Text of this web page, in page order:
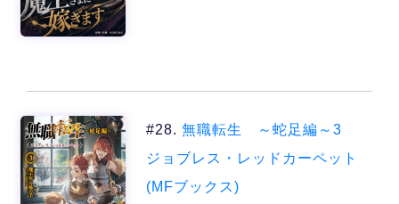
#28.無職転生 ～蛇足編～3
ジョブレス・レッドカーペット
(MFブックス)